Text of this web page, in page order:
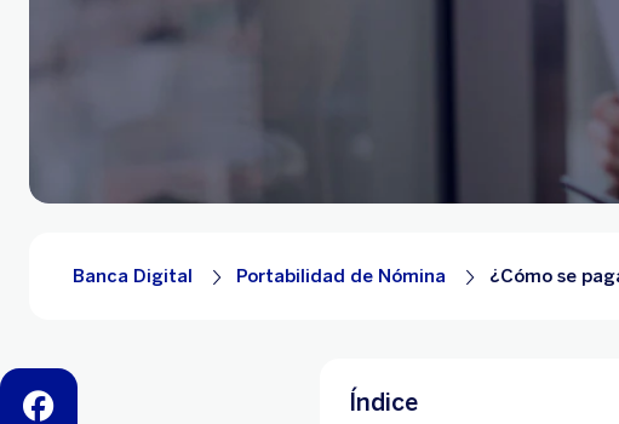
facebook
Banca Digital Portabilidad de Nómina ¿Cómo se
Índice